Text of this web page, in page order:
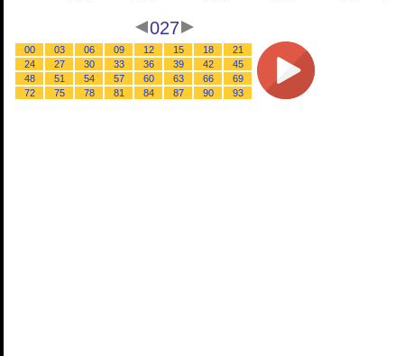
027
00 03 06 09 12 15 18
21
24
27 30 33 36 39 42
45
48
51 54 57 60 63 66
69
72
75 78 81 84 87 90 93